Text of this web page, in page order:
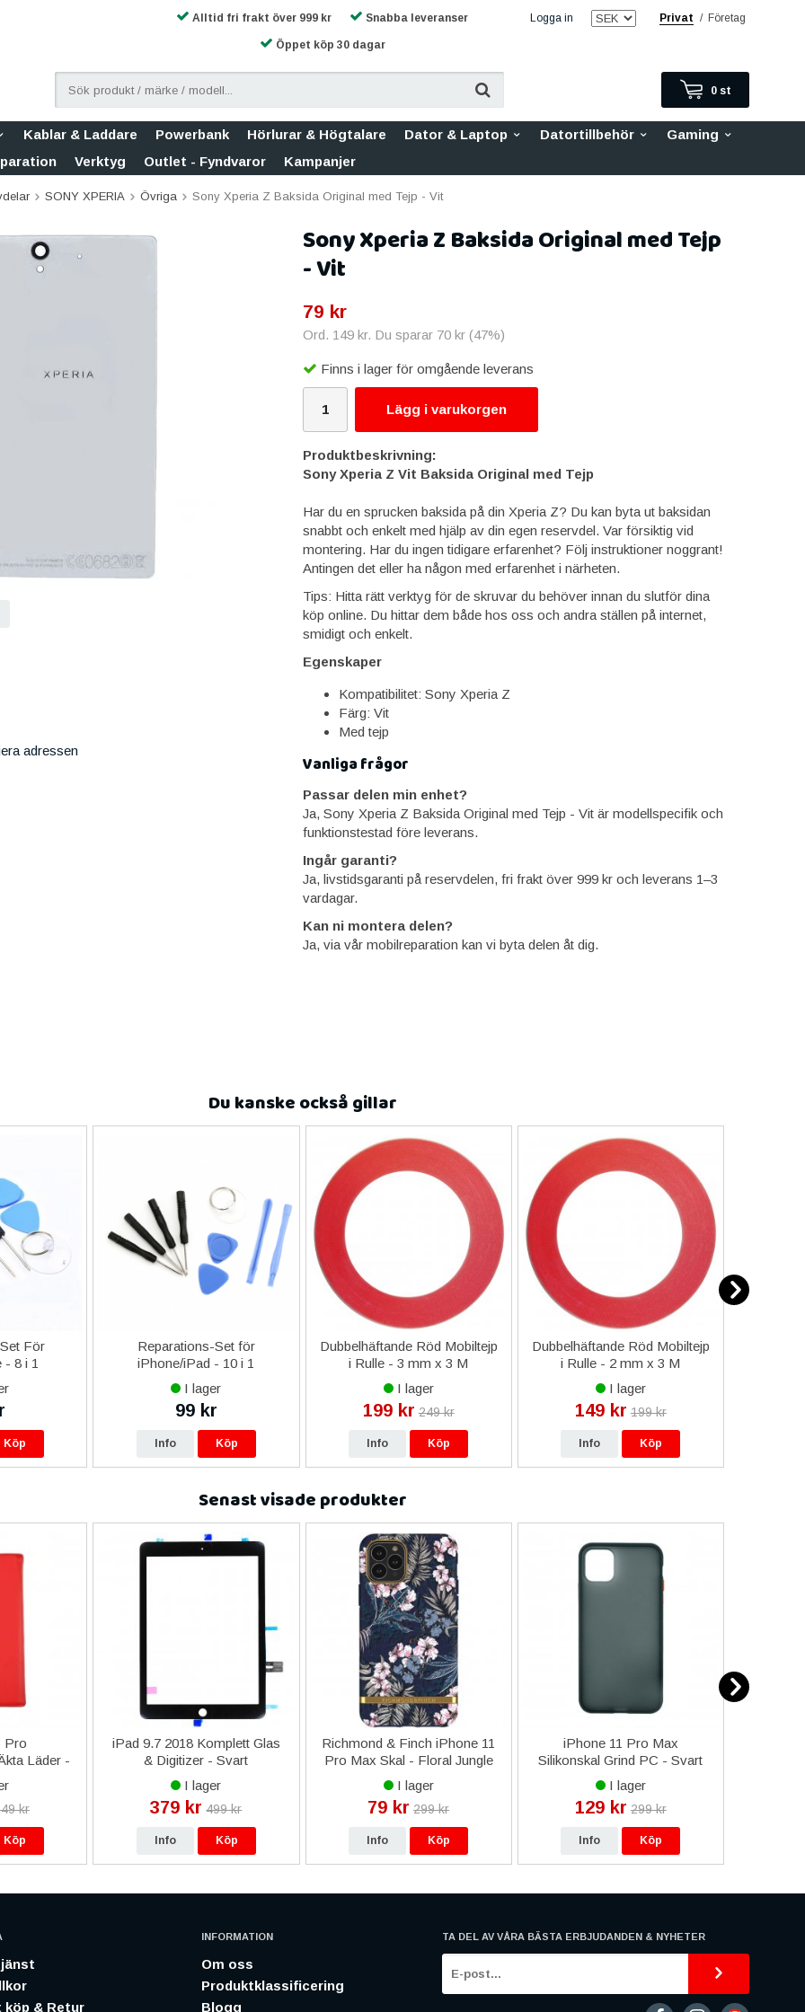
Logga in Privat / Företag
Alltid fri frakt över 999 kr Snabba leveranser
Öppet köp 30 dagar
0 st
Kablar & Laddare Powerbank Hörlurar & Högtalare Dator & Laptop Datortillbehör
Gaming
Verktyg Outlet - Fyndvaror Kampanjer
SONY XPERIA Övriga Sony Xperia Z Baksida Original med Tejp - Vit
Sony Xperia Z Baksida Original med Tejp
- Vit
79 kr
Ord. 149 kr. Du sparar 70 kr(47%)
Finns i lager för omgående leverans
Lägg i varukorgen
Produktbeskrivning:
Sony Xperia Z Vit Baksida Original med Tejp
Har du en sprucken baksida på din Xperia Z? Du kan byta ut baksidan
snabbt och enkelt med hjälp av din egen reservdel. Var försiktig vid
montering. Har du ingen tidigare erfarenhet? Följ instruktioner noggrant!
Antingen det eller ha någon med erfarenhet i närheten.
Tips: Hitta rätt verktyg för de skruvar du behöver innan du slutför dina
köp online. Du hittar dem både hos oss och andra ställen på internet,
smidigt och enkelt.
Egenskaper
Kompatibilitet: Sony Xperia Z
Färg: Vit
Med tejp
Vanliga frågor
Passar delen min enhet?
Ja, Sony Xperia Z Baksida Original med Tejp - Vit är modellspecifik och
funktionstestad före leverans.
Ingår garanti?
Ja, livstidsgaranti på reservdelen, fri frakt över 999 kr och leverans 1–3
vardagar.
Kan ni montera delen?
Ja, via vår mobilreparation kan vi byta delen åt dig.
adressen
Du kanske också gillar
För
- 8 i 1
Köp
Reparations-Set för
iPhone/iPad - 10 i 1
I lager
99 kr
Info Köp
Dubbelhäftande Röd Mobiltejp
i Rulle - 3 mm x 3 M
I lager
199 kr 249 kr
Info Köp
Dubbelhäftande Röd Mobiltejp
i Rulle - 2 mm x 3 M
I lager
149 kr 199 kr
Info Köp
Senast visade produkter
Pro
Läder -
kr
Köp
iPad 9.7 2018 Komplett Glas
& Digitizer - Svart
I lager
379 kr 499 kr
Info Köp
Richmond & Finch iPhone 11
Pro Max Skal - Floral Jungle
I lager
79 kr 299 kr
Info Köp
iPhone 11 Pro Max
Silikonskal Grind PC - Svart
I lager
129 kr 299 kr
Info Köp
köp & Retur
INFORMATION
Om oss
Produktklassificering
Blogg
TA DEL AV VÅRA BÄSTA ERBJUDANDEN & NYHETER